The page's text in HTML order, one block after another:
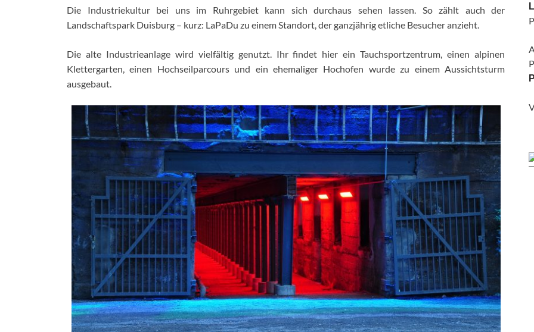
Die Industriekultur bei uns im Ruhrgebiet kann sich durchaus sehen lassen. So zählt auch der
Landschaftspark Duisburg – kurz: LaPaDu zu einem Standort, der ganzjährig etliche Besucher anzieht.
Die alte Industrieanlage wird vielfältig genutzt. Ihr findet hier ein Tauchsportzentrum, einen alpinen
Klettergarten, einen Hochseilparcours und ein ehemaliger Hochofen wurde zu einem Aussichtsturm
ausgebaut.